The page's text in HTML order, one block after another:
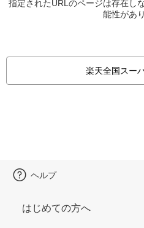
指定されたURLのページは存在し
能性があ
楽天全国スー
ヘルプ
はじめての方へ